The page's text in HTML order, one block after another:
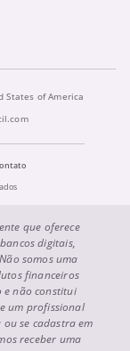
States of America
que oferece
digitais,
somos uma
financeiros
e não constitui
um profissional
se cadastra em
receber uma